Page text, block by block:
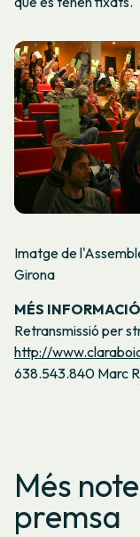
Imatge de
Girona
MÉS INFORMACIÓ
Retransmissió per
http://
638.543.840 Marc
Més
premsa